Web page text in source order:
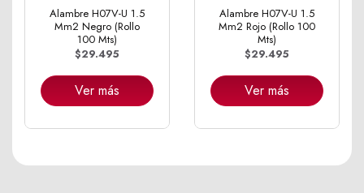
Alambre H07V-U 1.5
Mm2 Negro (Rollo
100 Mts)
$29.495
Ver más
Alambre H07V-U 1.5
Mm2 Rojo (Rollo 100
Mts)
$29.495
Ver más